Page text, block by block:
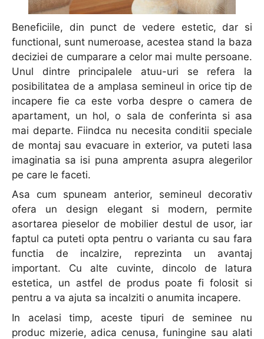
Beneficiile, din punct de vedere estetic, dar si
functional, sunt numeroase, acestea stand la baza
deciziei de cumparare a celor mai multe persoane.
Unul dintre principalele atuu-uri se refera la
posibilitatea de a amplasa semineul in orice tip de
incapere fie ca este vorba despre o camera de
apartament, un hol, o sala de conferinta si asa
mai departe. Fiindca nu necesita conditii speciale
de montaj sau evacuare in exterior, va puteti lasa
imaginatia sa isi puna amprenta asupra alegerilor
pe care le faceti.
Asa cum spuneam anterior, semineul decorativ
ofera un design elegant si modern, permite
asortarea pieselor de mobilier destul de usor, iar
faptul ca puteti opta pentru o varianta cu sau fara
functia de incalzire, reprezinta un avantaj
important. Cu alte cuvinte, dincolo de latura
estetica, un astfel de produs poate fi folosit si
pentru a va ajuta sa incalziti o anumita incapere.
In acelasi timp, aceste tipuri de seminee nu
produc mizerie, adica cenusa, funingine sau alati